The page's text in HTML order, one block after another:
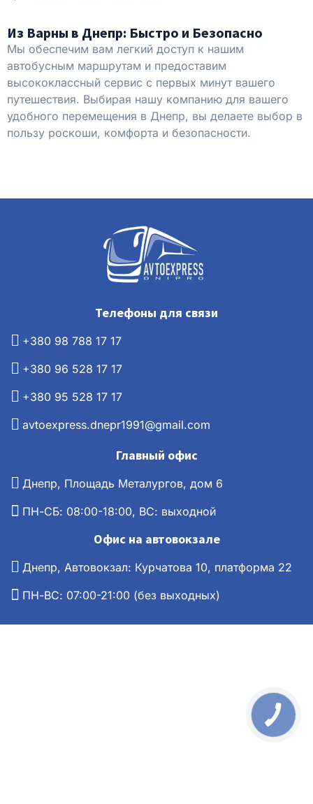
Из Варны в Днепр: Быстро и Безопасно
Мы обеспечим вам легкий доступ к нашим
автобусным маршрутам и предоставим
высококлассный сервис с первых минут вашего
путешествия. Выбирая нашу компанию для вашего
удобного перемещения в Днепр, вы делаете выбор в
пользу роскоши, комфорта и безопасности.
Телефоны для связи
+380 98 788 17 17
+380 96 528 17 17
+380 95 528 17 17
avtoexpress.dnepr1991@gmail.com
Главный офис
Днепр, Площадь Металургов, дом 6
ПН-СБ: 08:00-18:00, ВС: выходной
Офис на автовокзале
Днепр, Автовокзал: Курчатова 10, платформа 22
ПН-ВС: 07:00-21:00 (без выходных)